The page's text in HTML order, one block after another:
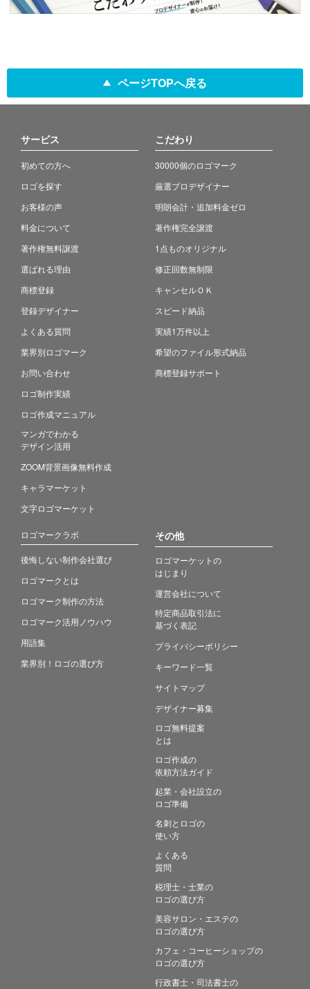
ページTOPへ戻る
サービス
初めての方へ
ロゴを探す
お客様の声
料金について
著作権無料譲渡
選ばれる理由
商標登録
登録デザイナー
よくある質問
業界別ロゴマーク
お問い合わせ
ロゴ制作実績
ロゴ作成マニュアル
マンガでわかる
デザイン活用
ZOOM背景画像無料作成
キャラマーケット
文字ロゴマーケット
こだわり
30000個のロゴマーク
厳選プロデザイナー
明朗会計・追加料金ゼロ
著作権完全譲渡
1点ものオリジナル
修正回数無制限
キャンセルＯＫ
スピード納品
実績1万件以上
希望のファイル形式納品
商標登録サポート
ロゴマークラボ
後悔しない制作会社選び
ロゴマークとは
ロゴマーク制作の方法
ロゴマーク活用ノウハウ
用語集
業界別！ロゴの選び方
その他
ロゴマーケットの
はじまり
運営会社について
特定商品取引法に
基づく表記
プライバシーポリシー
キーワード一覧
サイトマップ
デザイナー募集
ロゴ無料提案
とは
ロゴ作成の
依頼方法ガイド
起業・会社設立の
ロゴ準備
名刺とロゴの
使い方
よくある
質問
税理士・士業の
ロゴの選び方
美容サロン・エステの
ロゴの選び方
カフェ・コーヒーショップの
ロゴの選び方
行政書士・司法書士の